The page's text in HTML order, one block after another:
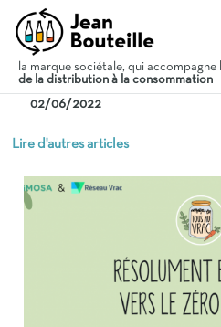
la marque sociétale, qui accompagne
de la distribution à la consommation
02/06/2022
Lire d'autres articles